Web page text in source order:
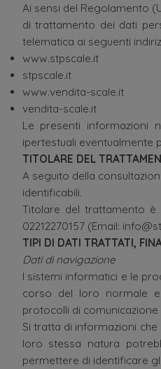
Ai sensi del Regolamento
di trattamento dei dati
telematica ai seguenti
www.stpscale.it
stpscale.it
www.vendita-scale.it
vendita-scale.it
Le presenti informazioni
ipertestuali eventualmente
TITOLARE DEL
A seguito della
identificabili.
Titolare del trattamento è
02212270157 (Email:
TIPI DI DATI TRATTATI,
Dati di navigazione
I sistemi informatici e le
corso del loro normale
protocolli di comunicazione
Si tratta di informazioni
loro stessa natura
permettere di identificare